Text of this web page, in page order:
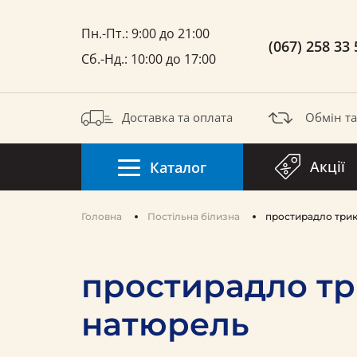
Пн.-Пт.: 9:00 до 21:00
Сб.-Нд.: 10:00 до 17:00
(067) 258 33
Доставка та оплата Обмін
Каталог Акції
Головна Постільна білизна простирадло
простирадло
натюрель